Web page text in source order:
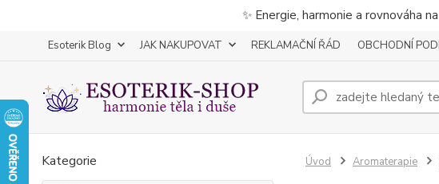
✨ Energie, harmonie a rovnováha
Esoterik Blog JAK NAKUPOVAT REKLAMAČNÍ ŘÁD OBCHODNÍ
Kategorie Úvod Aromaterapie